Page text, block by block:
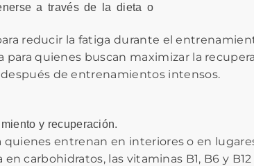
a través de la dieta o
reducir la fatiga durante el
para quienes buscan maximizar la
de entrenamientos intensos.
y recuperación.
entrenan en interiores o en
carbohidratos, las vitaminas B1, B6 y